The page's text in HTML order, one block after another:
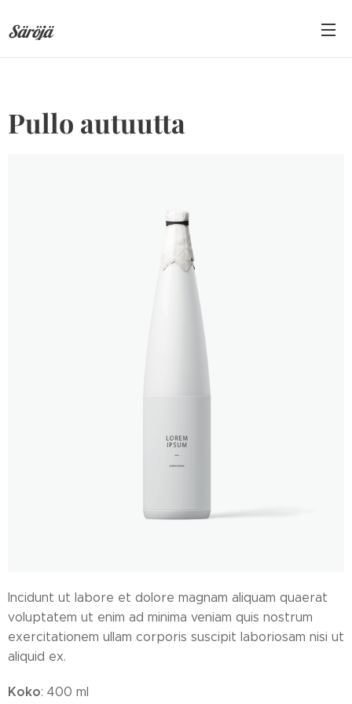
Säröjä
Pullo autuutta
Incidunt ut labore et dolore magnam aliquam quaerat
voluptatem ut enim ad minima veniam quis nostrum
exercitationem ullam corporis suscipit laboriosam nisi ut
aliquid ex.
Koko: 400 ml